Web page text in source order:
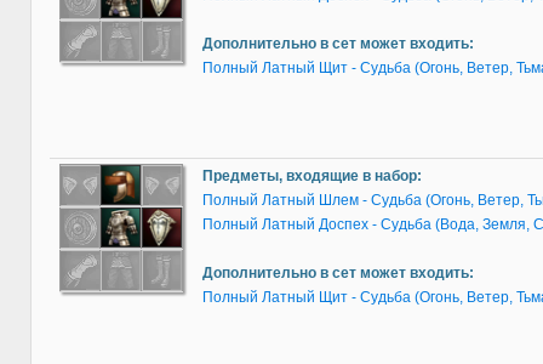
Дополнительно в сет может входить:
Полный Латный Щит - Судьба (Огонь, Ветер,
Предметы, входящие в набор:
Полный Латный Шлем - Судьба (Огонь, Ветер,
Полный Латный Доспех - Судьба (Вода, Земля,
Дополнительно в сет может входить:
Полный Латный Щит - Судьба (Огонь, Ветер,